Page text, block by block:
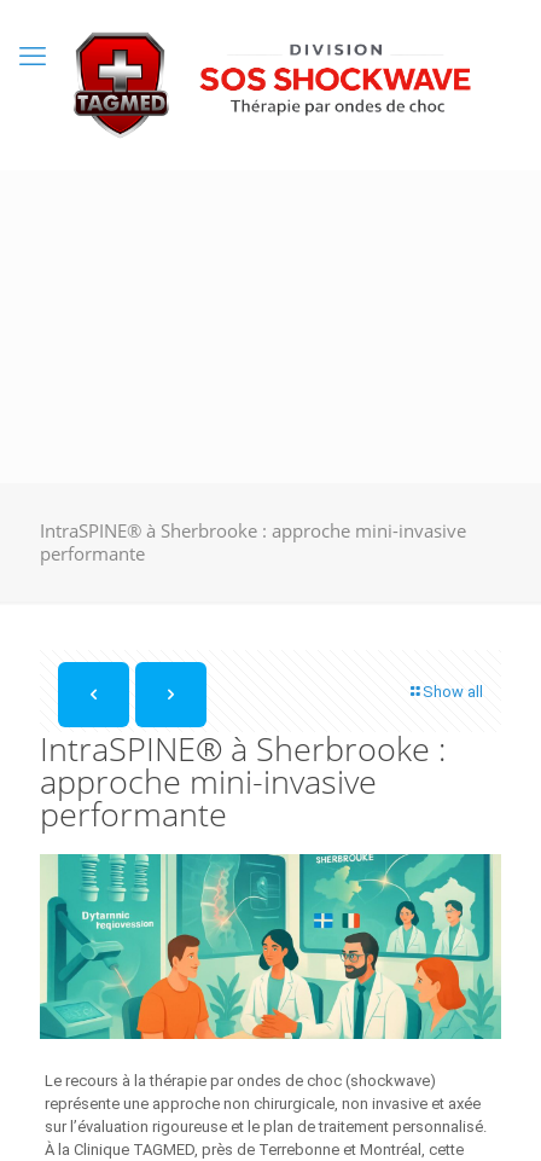
IntraSPINE® à Sherbrooke : approche mini-invasive
performante
Show all
IntraSPINE® à Sherbrooke :
approche mini-invasive
performante
Le recours à la thérapie par ondes de choc (shockwave)
représente une approche non chirurgicale, non invasive et axée
sur l’évaluation rigoureuse et le plan de traitement personnalisé.
À la Clinique TAGMED, près de Terrebonne et Montréal, cette